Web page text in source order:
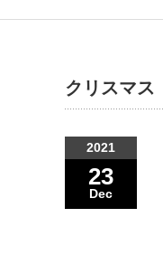
クリスマス
2021
23
Dec